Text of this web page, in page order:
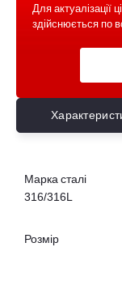
Для актуалізації
здійснюється по
Марка сталі
316/316L
Розмір